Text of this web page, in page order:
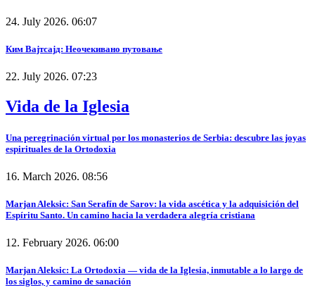
24. July 2026. 06:07
Ким Вајтсајд: Неочекивано путовање
22. July 2026. 07:23
Vida de la Iglesia
Una peregrinación virtual por los monasterios de Serbia: descubre las joyas
espirituales de la Ortodoxia
16. March 2026. 08:56
Marjan Aleksic: San Serafín de Sarov: la vida ascética y la adquisición del
Espíritu Santo. Un camino hacia la verdadera alegría cristiana
12. February 2026. 06:00
Marjan Aleksic: La Ortodoxia — vida de la Iglesia, inmutable a lo largo de
los siglos, y camino de sanación